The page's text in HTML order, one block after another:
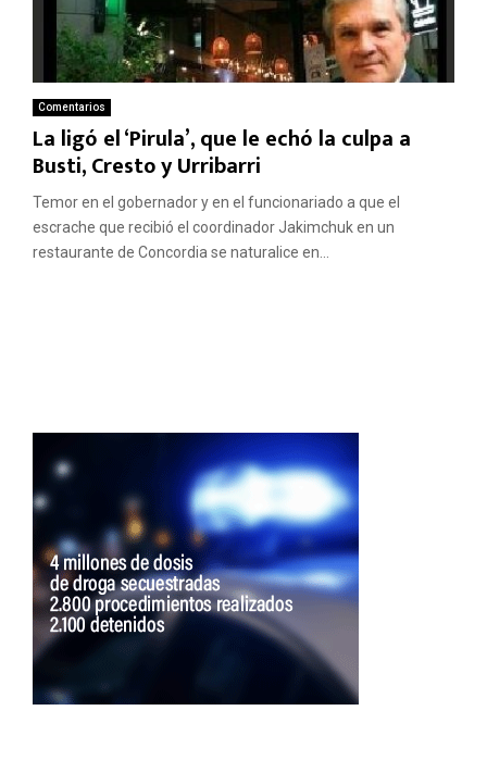
Comentarios
La ligó el ‘Pirula’, que le echó la culpa a
Busti, Cresto y Urribarri
Temor en el gobernador y en el funcionariado a que el
escrache que recibió el coordinador Jakimchuk en un
restaurante de Concordia se naturalice en...